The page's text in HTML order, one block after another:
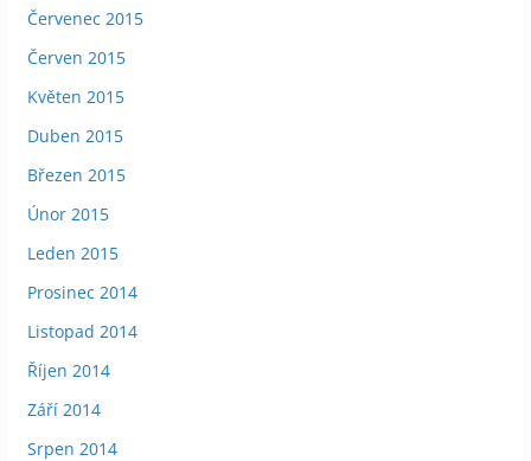
Červenec 2015
Červen 2015
Květen 2015
Duben 2015
Březen 2015
Únor 2015
Leden 2015
Prosinec 2014
Listopad 2014
Říjen 2014
Září 2014
Srpen 2014